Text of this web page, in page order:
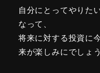
自分にとってやりた
なって、
将来に対する投資に
来が楽しみにでしょ